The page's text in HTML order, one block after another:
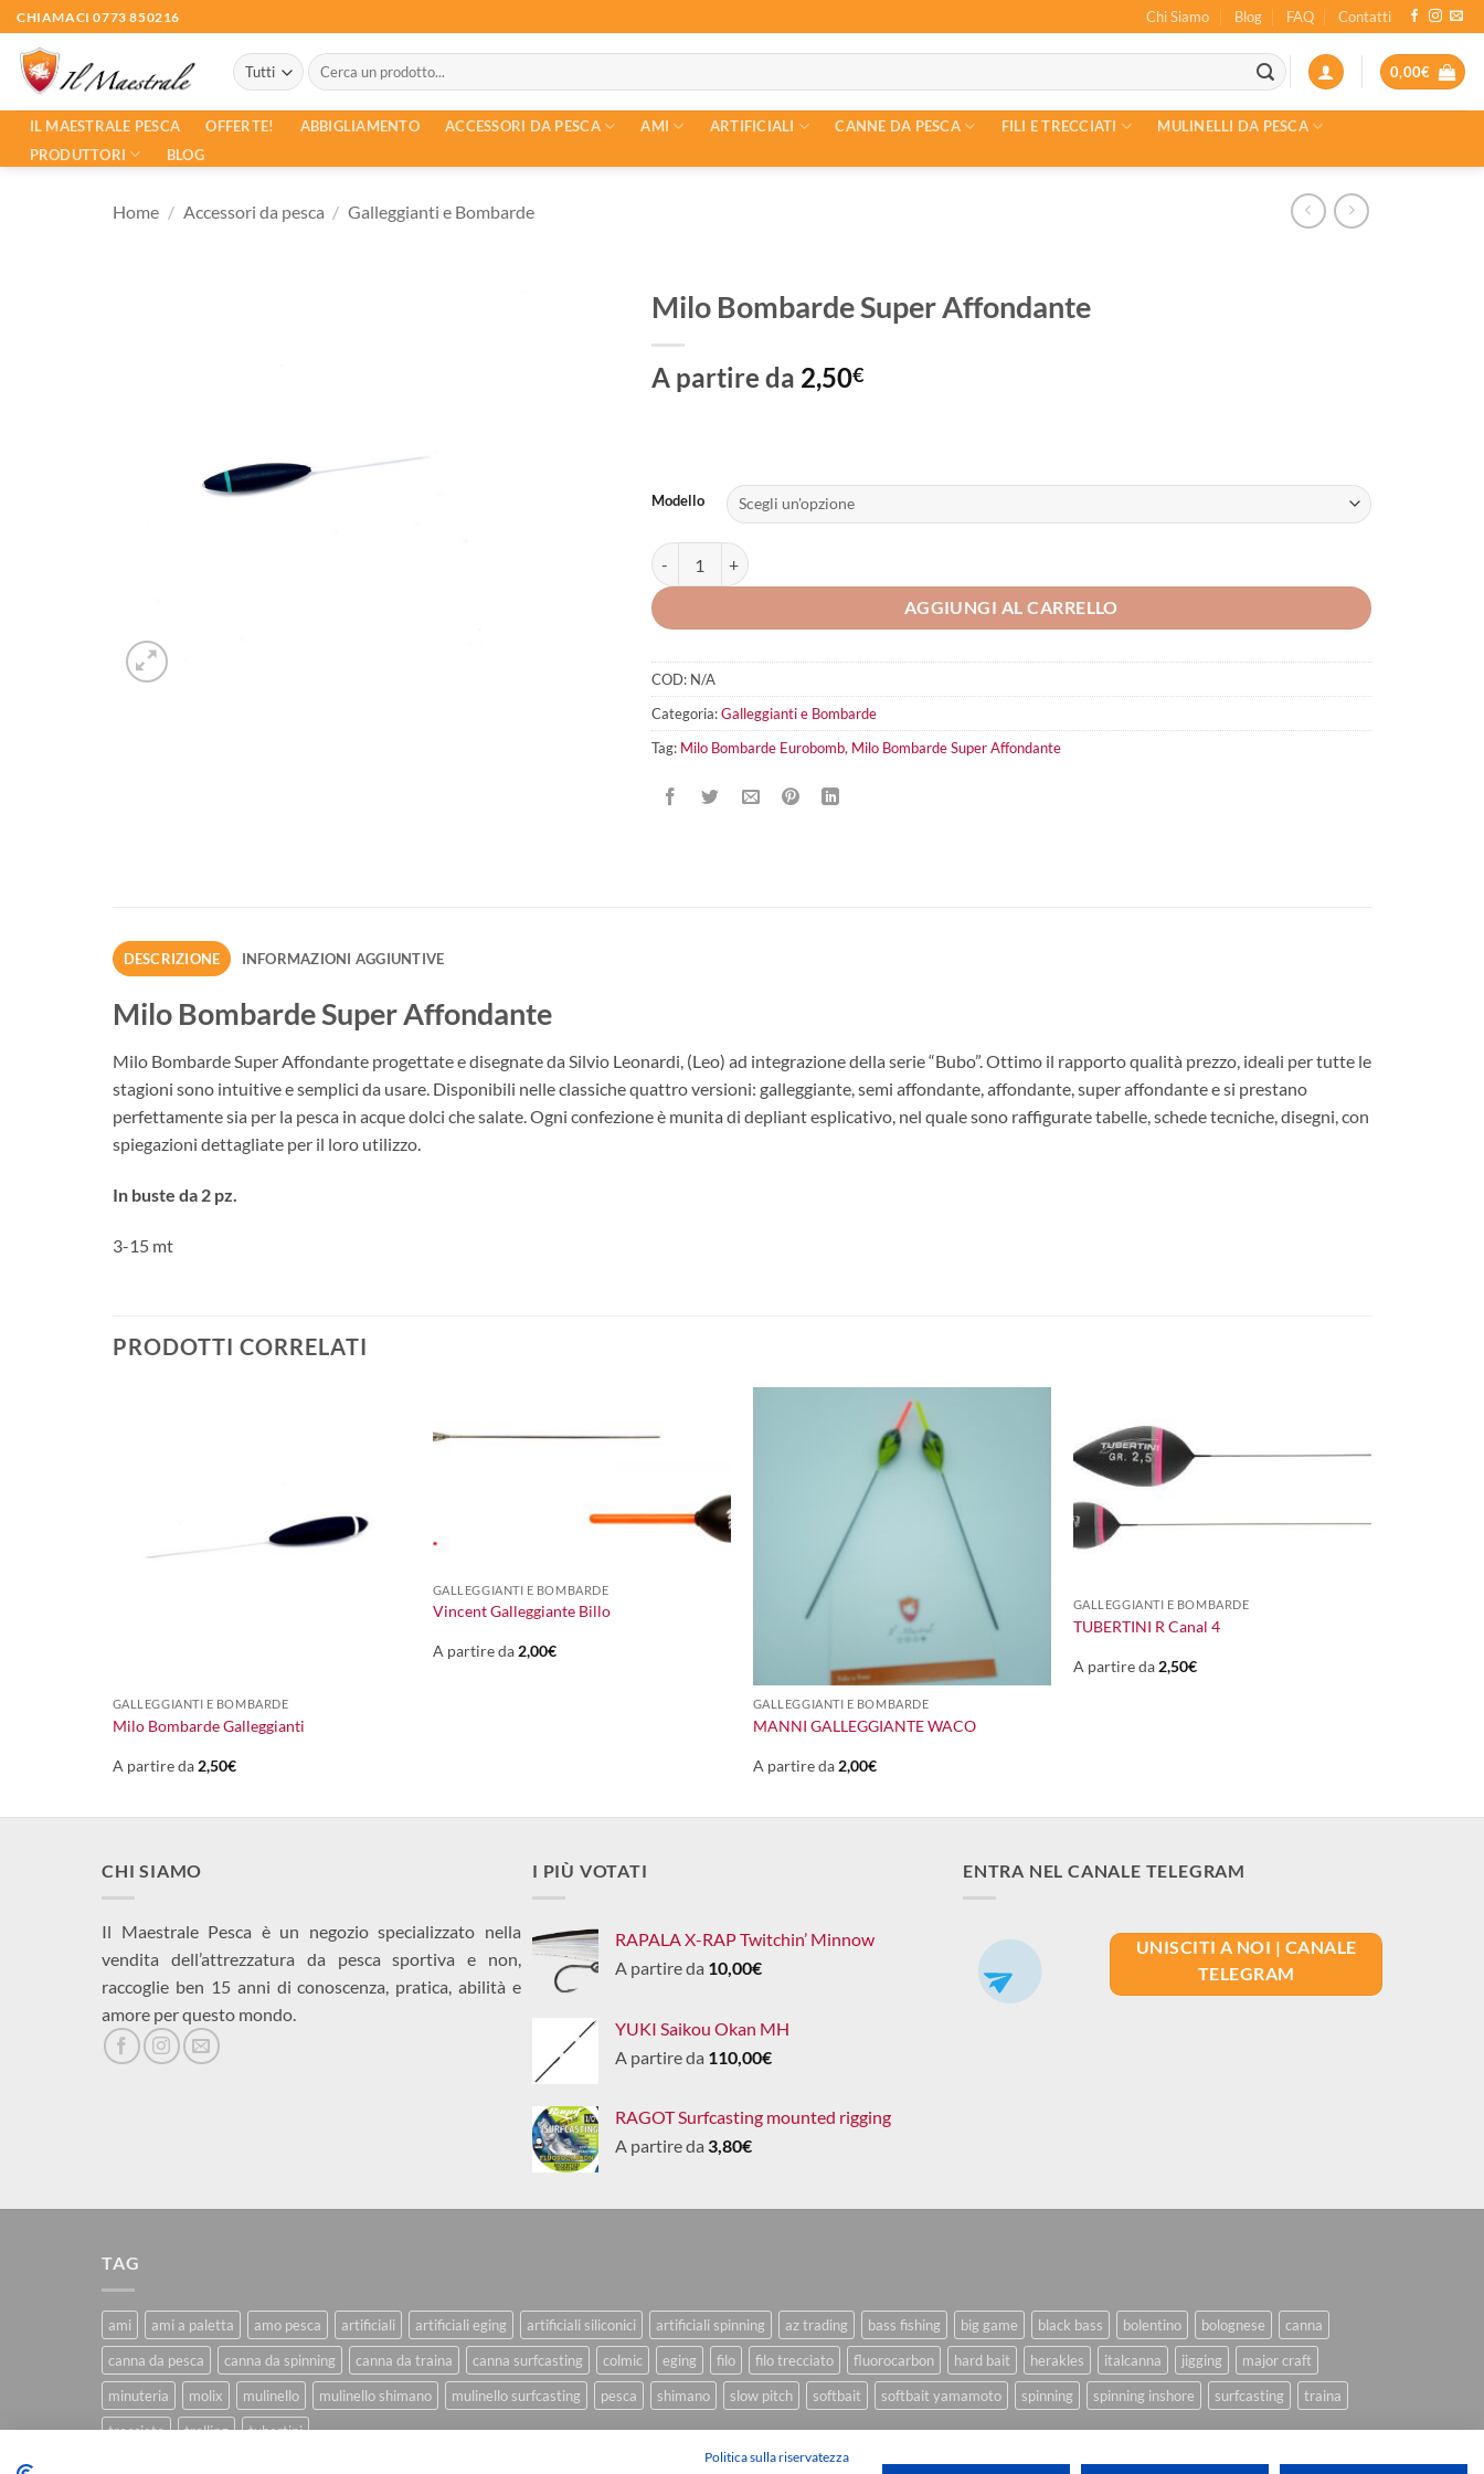
Salta
ai
contenuti
CHIAMACI 0773 850216 Chi Siamo Blog FAQ Contatti
Cerca:
0,00€
IL MAESTRALE PESCA OFFERTE! ABBIGLIAMENTO ACCESSORI DA PESCA AMI ARTIFICIALI CANNE DA PESCA FILI E TRECCIATI
MULINELLI DA PESCA
PRODUTTORI
BLOG
Home / Accessori da pesca / Galleggianti e Bombarde
Milo Bombarde Super Affondante
A partire da 2,50€
Modello
Milo Bombarde Super Affondante quantità
AGGIUNGI AL CARRELLO
COD: N/A
Categoria:Galleggianti e Bombarde
Tag: Milo Bombarde Eurobomb, Milo Bombarde Super Affondante
DESCRIZIONE INFORMAZIONI AGGIUNTIVE
Milo Bombarde Super Affondante
Milo Bombarde Super Affondante progettate e disegnate da Silvio Leonardi, (Leo) ad integrazione della serie “Bubo”. Ottimo il rapporto qualità prezzo, ideali per tutte le
stagioni sono intuitive e semplici da usare. Disponibili nelle classiche quattro versioni: galleggiante, semi affondante, affondante, super affondante e si prestano
perfettamente sia per la pesca in acque dolci che salate. Ogni confezione è munita di depliant esplicativo, nel quale sono raffigurate tabelle, schede tecniche, disegni, con
spiegazioni dettagliate per il loro utilizzo.
In buste da 2 pz.
3-15 mt
PRODOTTI CORRELATI
GALLEGGIANTI E BOMBARDE
Milo Bombarde Galleggianti
A partire da 2,50€
GALLEGGIANTI E BOMBARDE
Vincent Galleggiante Billo
A partire da 2,00€
GALLEGGIANTI E BOMBARDE
MANNI GALLEGGIANTE WACO
A partire da 2,00€
GALLEGGIANTI E BOMBARDE
TUBERTINI R Canal 4
A partire da 2,50€
CHI SIAMO
Il Maestrale Pesca è un negozio specializzato nella
vendita dell’attrezzatura da pesca sportiva e non,
raccoglie ben 15 anni di conoscenza, pratica, abilità e
amore per questo mondo.
I PIÙ VOTATI
RAPALA X-RAP Twitchin’ Minnow
A partire da 10,00€
YUKI Saikou Okan MH
A partire da 110,00€
RAGOT Surfcasting mounted rigging
A partire da 3,80€
ENTRA NEL CANALE TELEGRAM
UNISCITI A NOI | CANALE
TELEGRAM
TAG
ami ami a paletta amo pesca artificiali artificiali eging artificiali siliconici artificiali spinning az trading bass fishing big game black bass bolentino bolognese
canna
canna da pesca
canna da spinning canna da traina canna surfcasting colmic eging filo filo trecciato fluorocarbon hard bait herakles italcanna jigging
major craft
minuteria
molix mulinello mulinello shimano mulinello surfcasting pesca shimano slow pitch softbait softbait yamamoto spinning spinning inshore surfcasting
traina
trecciato
trolling tubertini
Politica sulla riservatezza